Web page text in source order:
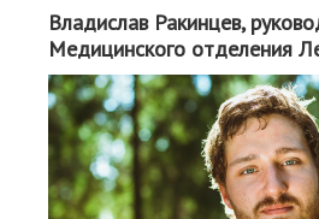
Владислав Ракинцев,
Медицинского отделения